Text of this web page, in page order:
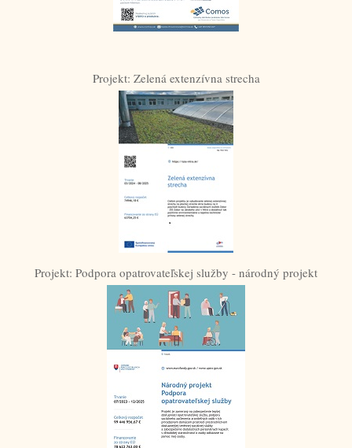
Projekt: Zelená extenzívna strecha
Projekt: Podpora opatrovateľskej služby - národný projekt